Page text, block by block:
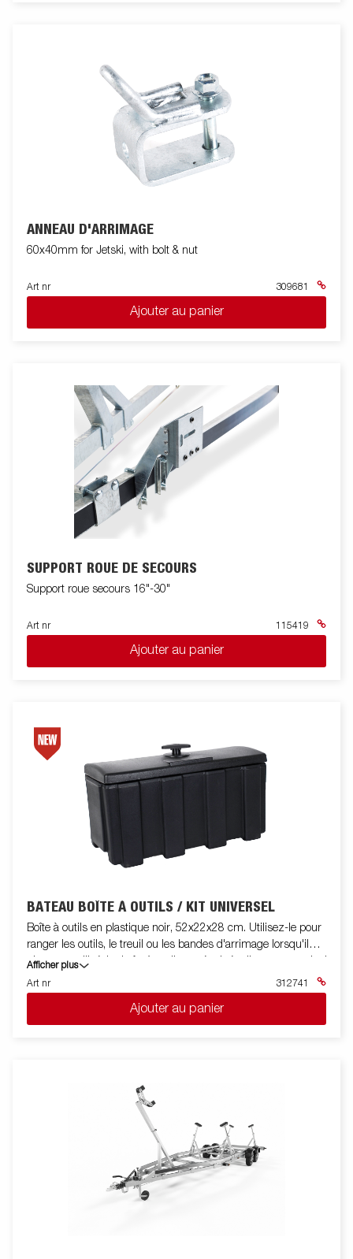
ANNEAU D'ARRIMAGE
60x40mm for Jetski, with bolt & nut
Art nr 309681
Ajouter au panier
SUPPORT ROUE DE SECOURS
Support roue secours 16"-30"
Art nr 115419
Ajouter au panier
BATEAU BOÎTE À OUTILS / KIT UNIVERSEL
Boîte à outils en plastique noir, 52x22x28 cm. Utilisez-le pour
ranger les outils, le treuil ou les bandes d'arrimage lorsqu'il
n'est pas utilisé. La boîte à outils est équipée d'une serrure incl.
deux clés. Le kit comprend le support et le kit de montage.
Convient pour les remorques de bateau et certains autres
Afficher plus
Art nr
312741
Ajouter au panier